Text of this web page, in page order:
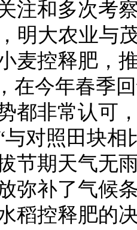
注和多次考
明大农业与
麦控释肥，
在今年春季
都非常认可
对照田块相
节期天气无
弥补了气候
稻控释肥的